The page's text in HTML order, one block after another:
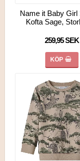
Name it Baby Girl
Kofta Sage,
259,95 SEK
KÖP